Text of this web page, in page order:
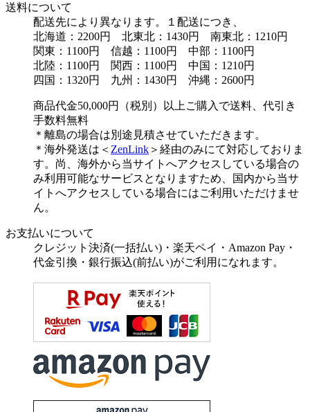
送料について
配送先により異なります。１配送につき、
北海道：2200円 北東北：1430円 南東北：1210円
関東：1100円 信越：1100円 中部：1100円
北陸：1100円 関西：1100円 中国：1210円
四国：1320円 九州：1430円 沖縄：2600円
商品代金50,000円（税別）以上ご購入で送料、代引き
手数料無料
＊離島の場合は別途見積させていただきます。
＊海外発送は＜ ZenLink ＞経由のみにて対応しておりま
す。尚、海外から当サイトへアクセスしている場合の
み利用可能なサービスとなりますため、国内から当サ
イトへアクセスしている場合にはご利用いただけませ
ん。
お支払いについて
クレジット決済(一括払い)・楽天ペイ・Amazon Pay・
代金引換・銀行振込(前払い)がご利用になれます。